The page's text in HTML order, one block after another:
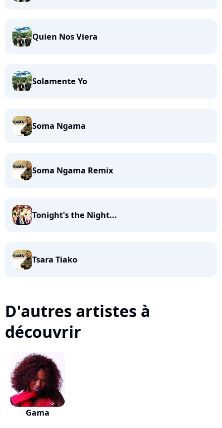
Quien Nos Viera
Solamente Yo
Soma Ngama
Soma Ngama Remix
Tonight's the Night...
Tsara Tiako
D'autres artistes à
découvrir
Gama